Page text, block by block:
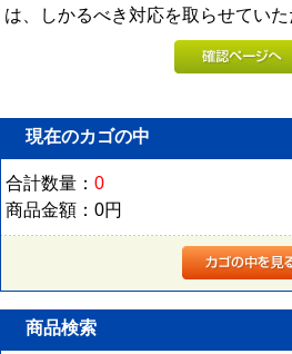
は、しかるべき対応を取らせていた
現在のカゴの中
合計数量：0
商品金額：0円
商品検索